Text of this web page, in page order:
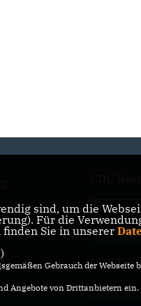
CDU
CDU
sind, um die
Für die
Sie in unserer
)
Gebrauch der Webseite
Angebote von Drittanbietern ein.